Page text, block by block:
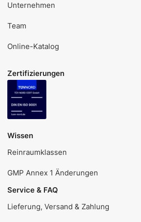
Unternehmen
Team
Online-Katalog
Zertifizierungen
Wissen
Reinraumklassen
GMP Annex 1 Änderungen
Service & FAQ
Lieferung, Versand & Zahlung